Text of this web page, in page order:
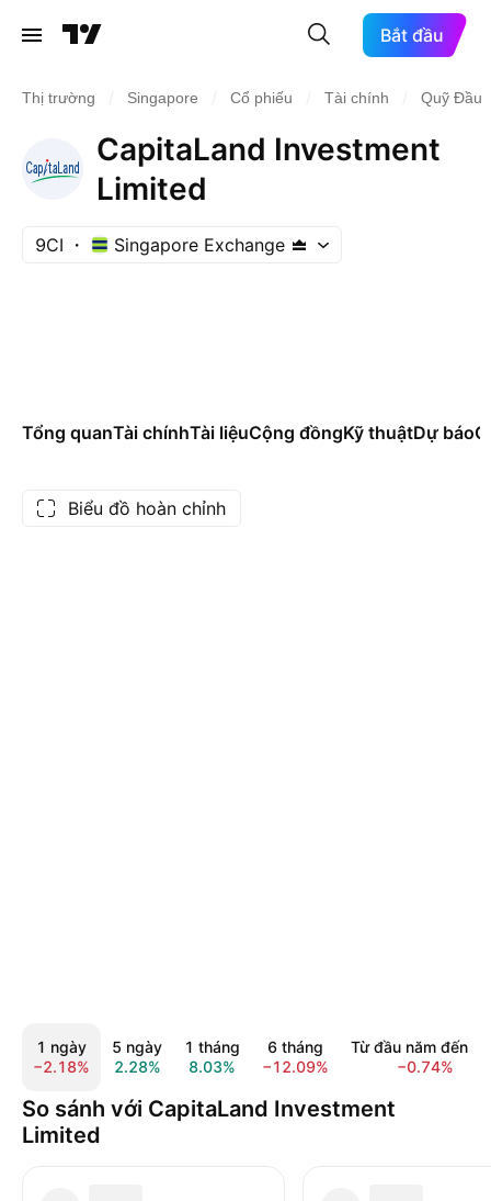
Bắt đầu
Thị trường Singapore Cổ phiếu Tài chính Quỹ Đầu
CapitaLand Investment
Limited
9CI Singapore Exchange
Tổng quanTài chínhTài liệuCộng đồngKỹ thuậtDự báo
Biểu đồ hoàn chỉnh
1 ngày
−2.18%
5 ngày
2.28%
1 tháng
8.03%
6 tháng
−12.09%
Từ đầu năm đến
−0.74%
So sánh với CapitaLand Investment
Limited